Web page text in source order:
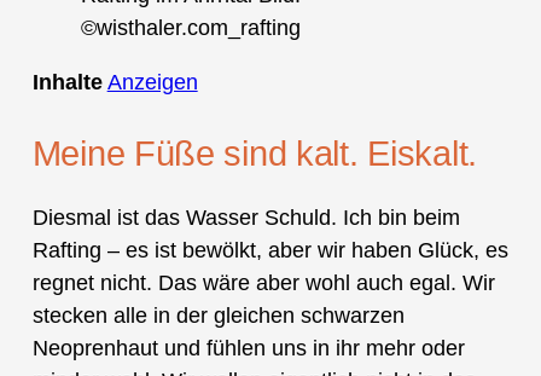
©wisthaler.com_rafting
Inhalte Anzeigen
Meine Füße sind kalt. Eiskalt.
Diesmal ist das Wasser Schuld. Ich bin beim
Rafting – es ist bewölkt, aber wir haben Glück, es
regnet nicht. Das wäre aber wohl auch egal. Wir
stecken alle in der gleichen schwarzen
Neoprenhaut und fühlen uns in ihr mehr oder